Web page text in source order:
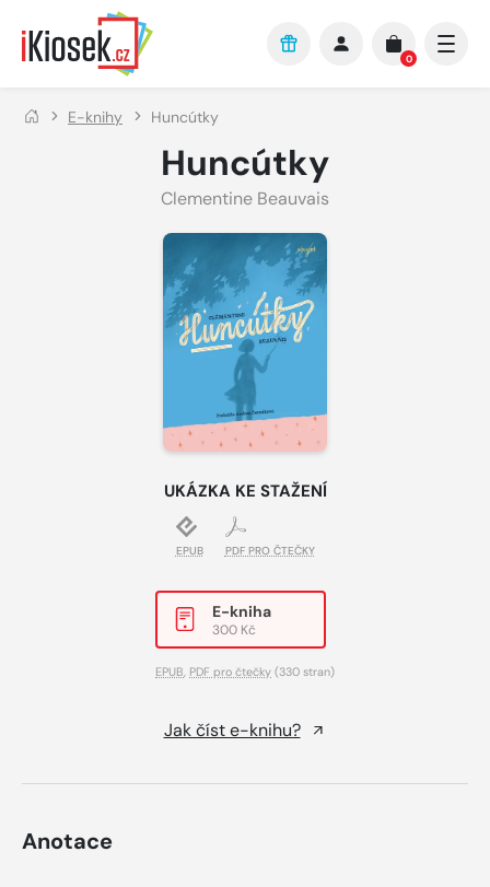
Přejít na hlavní obsah
0
E-knihy Huncútky
Huncútky
Clementine Beauvais
UKÁZKA KE STAŽENÍ
EPUB PDF PRO ČTEČKY
E-kniha
300 Kč
EPUB, PDF pro čtečky (330 stran)
Jak číst e-knihu?
Anotace